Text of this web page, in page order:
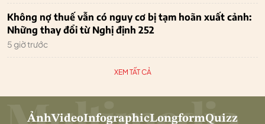
Không nợ thuế vẫn có nguy cơ bị tạm hoãn xuất cảnh:
Những thay đổi từ Nghị định 252
5 giờ trước
XEM TẤT CẢ
ẢnhVideoInfographicLongformQuizz